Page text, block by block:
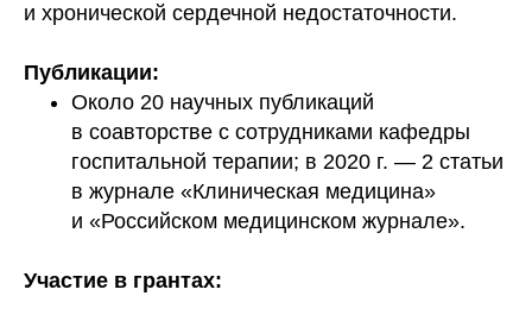
и хронической сердечной недостаточности.
Публикации:
Около 20 научных публикаций
в соавторстве с сотрудниками кафедры
госпитальной терапии; в 2020 г. — 2 статьи
в журнале «Клиническая медицина»
и «Российском медицинском журнале».
Участие в грантах: